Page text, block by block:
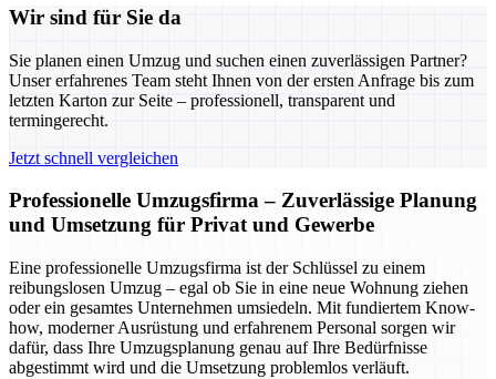
Wir sind für Sie da
Sie planen einen Umzug und suchen einen zuverlässigen Partner?
Unser erfahrenes Team steht Ihnen von der ersten Anfrage bis zum
letzten Karton zur Seite – professionell, transparent und
termingerecht.
Jetzt schnell vergleichen
Professionelle Umzugsfirma – Zuverlässige Planung
und Umsetzung für Privat und Gewerbe
Eine professionelle Umzugsfirma ist der Schlüssel zu einem
reibungslosen Umzug – egal ob Sie in eine neue Wohnung ziehen
oder ein gesamtes Unternehmen umsiedeln. Mit fundiertem Know-
how, moderner Ausrüstung und erfahrenem Personal sorgen wir
dafür, dass Ihre Umzugsplanung genau auf Ihre Bedürfnisse
abgestimmt wird und die Umsetzung problemlos verläuft.